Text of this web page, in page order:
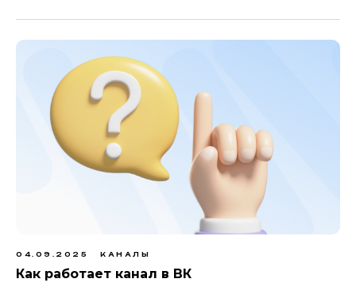
04.09.2025 КАНАЛЫ
Как работает канал в ВК